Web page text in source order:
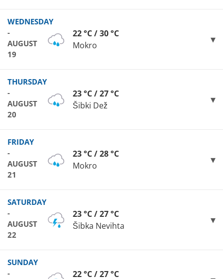
WEDNESDAY
-
AUGUST
19
22 °C / 30 °C
Mokro
THURSDAY
-
AUGUST
20
23 °C / 27 °C
Šibki Dež
FRIDAY
-
AUGUST
21
23 °C / 28 °C
Mokro
SATURDAY
-
AUGUST
22
23 °C / 27 °C
Šibka Nevihta
SUNDAY
-
22 °C / 27 °C